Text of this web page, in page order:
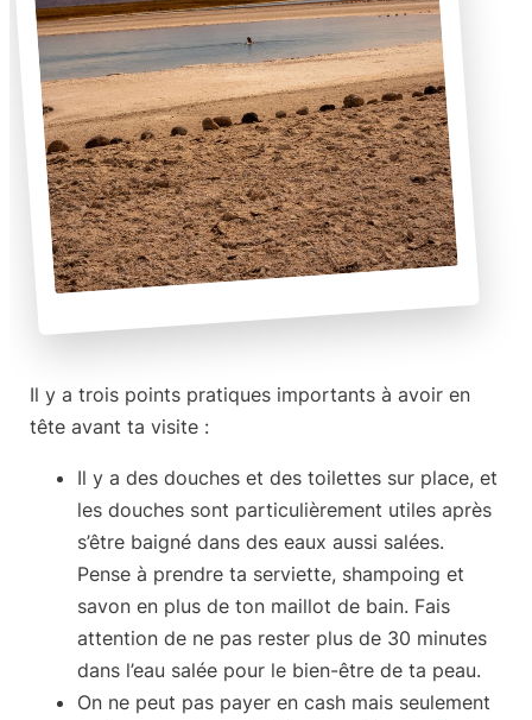
Il y a trois points pratiques importants à avoir en
tête avant ta visite :
Il y a des douches et des toilettes sur place, et
les douches sont particulièrement utiles après
s’être baigné dans des eaux aussi salées.
Pense à prendre ta serviette, shampoing et
savon en plus de ton maillot de bain. Fais
attention de ne pas rester plus de 30 minutes
dans l’eau salée pour le bien-être de ta peau.
On ne peut pas payer en cash mais seulement